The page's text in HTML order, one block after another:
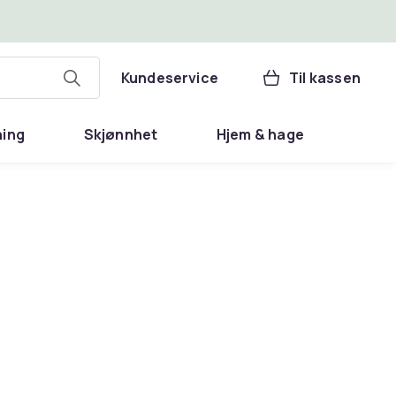
Kundeservice Til kassen
Skjønnhet Hjem & hage